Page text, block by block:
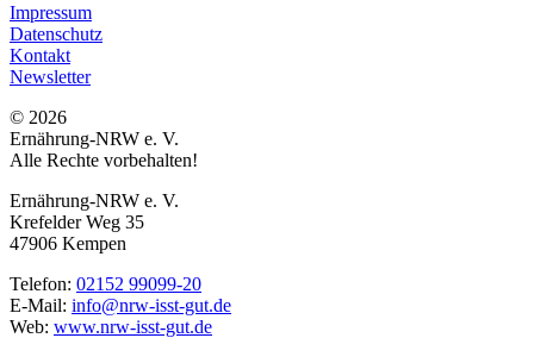
Impressum
Datenschutz
Kontakt
Newsletter
© 2026
Ernährung-NRW e. V.
Alle Rechte vorbehalten!
Ernährung-NRW e. V.
Krefelder Weg 35
47906 Kempen
Telefon: 02152 99099-20
E-Mail: info@nrw-isst-gut.de
Web: www.nrw-isst-gut.de